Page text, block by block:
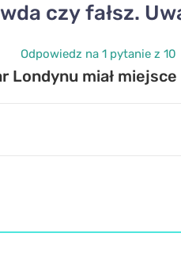
czy fałsz.
Odpowiedz na 1 pytanie z 10
Londynu miał